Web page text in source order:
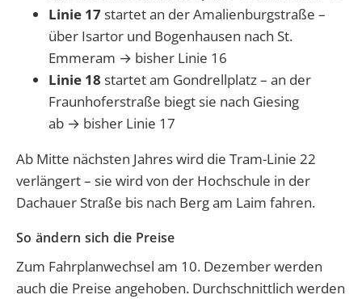
Linie 17startet an der Amalienburgstraße –
über Isartor und Bogenhausen nach St.
Emmeram → bisher Linie 16
Linie 18 startet am Gondrellplatz – an der
Fraunhoferstraße biegt sie nach Giesing
ab → bisher Linie 17
Ab Mitte nächsten Jahres wird die Tram-Linie 22
verlängert – sie wird von der Hochschule in der
Dachauer Straße bis nach Berg am Laim fahren.
So ändern sich die Preise
Zum Fahrplanwechsel am 10. Dezember werden
auch die Preise angehoben. Durchschnittlich werden